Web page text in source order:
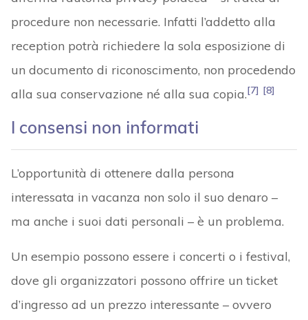
procedure non necessarie. Infatti l’addetto alla
reception potrà richiedere la sola esposizione di
un documento di riconoscimento, non procedendo
alla sua conservazione né alla sua copia.[7] [8]
I consensi non informati
L’opportunità di ottenere dalla persona
interessata in vacanza non solo il suo denaro –
ma anche i suoi dati personali – è un problema.
Un esempio possono essere i concerti o i festival,
dove gli organizzatori possono offrire un ticket
d’ingresso ad un prezzo interessante – ovvero